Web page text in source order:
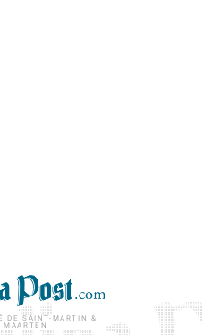
DE SAINT-MARTIN &
MAARTEN